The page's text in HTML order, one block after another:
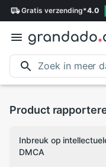
Gratis verzending*4.0
Product
Inbreuk op
DMCA